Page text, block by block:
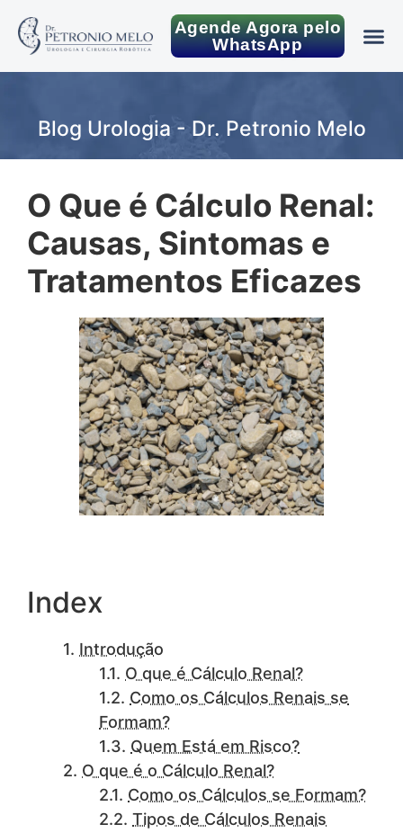
Agende Agora pelo
WhatsApp
Blog Urologia - Dr. Petronio Melo
O Que é Cálculo Renal:
Causas, Sintomas e
Tratamentos Eficazes
Index
Introdução
O que é Cálculo Renal?
Como os Cálculos Renais se
Formam?
Quem Está em Risco?
O que é o Cálculo Renal?
Como os Cálculos se Formam?
Tipos de Cálculos Renais